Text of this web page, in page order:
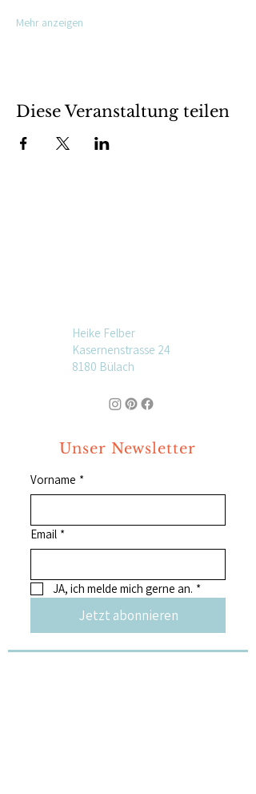
Mehr anzeigen
Diese Veranstaltung teilen
Heike Felber
Kasernenstrasse 24
8180 Bülach
Unser Newsletter
Vorname *
Email *
JA, ich melde mich gerne an. *
Jetzt abonnieren